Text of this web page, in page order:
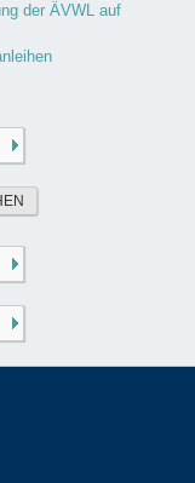
der ÄVWL auf